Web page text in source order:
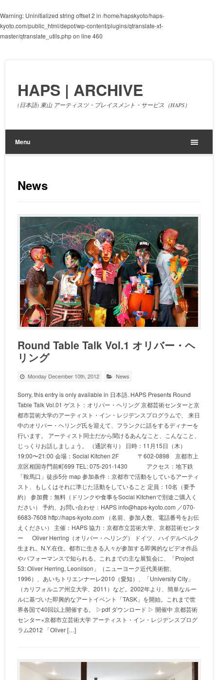
Warning: Uninitialized string offset 2 in /home/hapskyoto/haps-
kyoto.com/public_html/depot/wp-content/plugins/qtranslate-xt-
master/qtranslate_utils.phpon line 460
HAPS | ARCHIVE
(日本語) 東山 アーティスツ・プレイスメント・サービス（HAPS）
Menu
News
Round Table Talk Vol.1 オリバー・ヘ
リング
Monday December 10th, 2012 News
Sorry, this entry is only available in 日本語. HAPS Presents Round
Table Talk Vol.01 ゲスト：オリバー・ヘリング 京都芸術センターと京
都市芸術大学のアーティスト・イン・レジデンスプログラムで、 来日
中のオリバー・ヘリング氏を迎えて、フランクに話をするディナーを
行います。 アーティスト同士だから聞けるあんなこと、こんなこと、
じっくりお話しましょう。 （通訳有り） 日時：11月15日（木）
19:00〜21:00 会場：Social Kitchen 2F 〒602-0898 京都市上
京区相国寺門前町699 TEL: 075-201-1430 アクセス：地下鉄
「鞍馬口」徒歩5分 map 参加条件：京都市で活動をしているアーティ
スト、もしくはそれに準じた活動をしていること 定員：10名（要予
約） 参加費：無料（ドリンクや食事をSocial Kitchenで別途ご購入く
ださい） 予約、お問い合わせ：HAPS info@haps-kyoto.com ／070-
6683-7608 http://haps-kyoto.com （名前、参加人数、電話番号をお伝
えください） 主催：HAPS 協力：京都市立芸術大学、京都芸術センタ
ー Oliver Herring（オリバー・へリング） ドイツ、ハイデルベルク
生まれ。N.Y.在住。都市に生きる人々が参加する即興的なビデオ作品
やパフォーマンスで知られる。これまでの主な展覧会に、「Project
53: Oliver Herring, Leonilson」（ニューヨーク近代美術館、
1996）、あいちトリエンナーレ2010（愛知）、「University City」
（カリフォルニア州立大学、2011）など。2002年より、簡単なルー
ルに基づいた即興的なアートイベント「TASK」を開始。これまで世
界各国で40回以上開催する。 ▷pdf ダウンロード ▷ 開催中 京都芸術
センター×京都市立芸術大学 アーティスト・イン・レジデンスプログ
ラム2012 「Oliver […]